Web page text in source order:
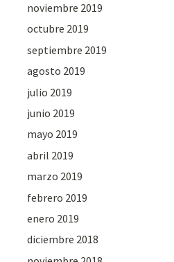
noviembre 2019
octubre 2019
septiembre 2019
agosto 2019
julio 2019
junio 2019
mayo 2019
abril 2019
marzo 2019
febrero 2019
enero 2019
diciembre 2018